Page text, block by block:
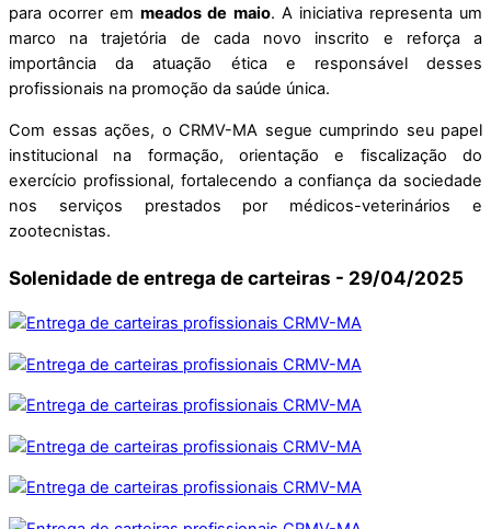
para ocorrer emmeados de maio. A iniciativa representa um
marco na trajetória de cada novo inscrito e reforça a
importância da atuação ética e responsável desses
profissionais na promoção da saúde única.
Com essas ações, o CRMV-MA segue cumprindo seu papel
institucional na formação, orientação e fiscalização do
exercício profissional, fortalecendo a confiança da sociedade
nos serviços prestados por médicos-veterinários e
zootecnistas.
Solenidade de entrega de carteiras - 29/04/2025